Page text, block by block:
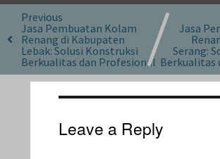
Previous
Jasa Pembuatan Kolam
Renang di Kabupaten
Lebak: Solusi Konstruksi
Berkualitas dan Profesional
Jasa
Serang:
Berkualitas
Leave a Reply